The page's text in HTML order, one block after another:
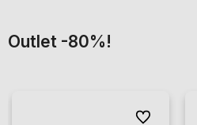
Outlet -80%!
Do ulubionych